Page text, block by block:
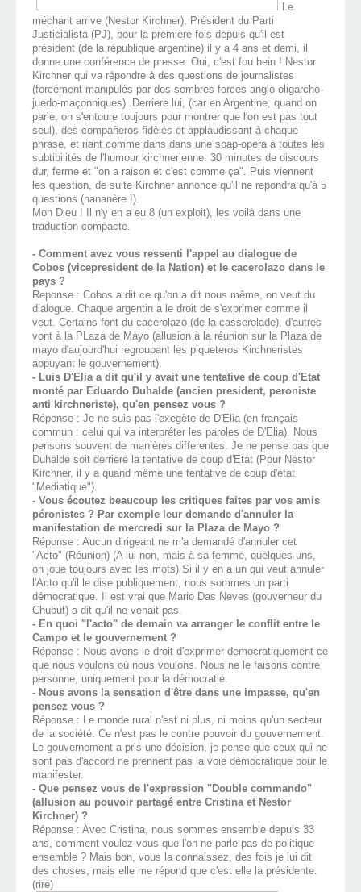
Le
méchant arrive (Nestor Kirchner), Président du Parti
Justicialista (PJ), pour la première fois depuis qu'il est
président (de la république argentine) il y a 4 ans et demi, il
donne une conférence de presse. Oui, c'est fou hein ! Nestor
Kirchner qui va répondre à des questions de journalistes
(forcément manipulés par des sombres forces anglo-oligarcho-
juedo-maçonniques). Derriere lui, (car en Argentine, quand on
parle, on s'entoure toujours pour montrer que l'on est pas tout
seul), des compañeros fidèles et applaudissant à chaque
phrase, et riant comme dans dans une soap-opera à toutes les
subtibilités de l'humour kirchnerienne. 30 minutes de discours
dur, ferme et "on a raison et c'est comme ça". Puis viennent
les question, de suite Kirchner annonce qu'il ne repondra qu'à 5
questions (nananère !).
Mon Dieu ! Il n'y en a eu 8 (un exploit), les voilà dans une
traduction compacte.
- Comment avez vous ressenti l'appel au dialogue de
Cobos (vicepresident de la Nation) et le cacerolazo dans le
pays ?
Reponse : Cobos a dit ce qu'on a dit nous même, on veut du
dialogue. Chaque argentin a le droit de s'exprimer comme il
veut. Certains font du cacerolazo (de la casserolade), d'autres
vont à la PLaza de Mayo (allusion à la réunion sur la Plaza de
mayo d'aujourd'hui regroupant les piqueteros Kirchneristes
appuyant le gouvernement).
- Luis D'Elia a dit qu'il y avait une tentative de coup d'Etat
monté par Eduardo Duhalde (ancien president, peroniste
anti kirchneriste), qu'en pensez vous ?
Réponse : Je ne suis pas l'exegète de D'Elia (en français
commun : celui qui va interpréter les paroles de D'Elia). Nous
pensons souvent de manières differentes. Je ne pense pas que
Duhalde soit derriere la tentative de coup d'Etat (Pour Nestor
Kirchner, il y a quand même une tentative de coup d'état
"Mediatique").
- Vous écoutez beaucoup les critiques faites par vos amis
péronistes ? Par exemple leur demande d'annuler la
manifestation de mercredi sur la Plaza de Mayo ?
Réponse : Aucun dirigeant ne m'a demandé d'annuler cet
"Acto" (Réunion) (A lui non, mais à sa femme, quelques uns,
on joue toujours avec les mots) Si il y en a un qui veut annuler
l'Acto qu'il le dise publiquement, nous sommes un parti
démocratique. Il est vrai que Mario Das Neves (gouverneur du
Chubut) a dit qu'il ne venait pas.
- En quoi "l'acto" de demain va arranger le conflit entre le
Campo et le gouvernement ?
Réponse : Nous avons le droit d'exprimer democratiquement ce
que nous voulons où nous voulons. Nous ne le faisons contre
personne, uniquement pour la démocratie.
- Nous avons la sensation d'être dans une impasse, qu'en
pensez vous ?
Réponse : Le monde rural n'est ni plus, ni moins qu'un secteur
de la société. Ce n'est pas le contre pouvoir du gouvernement.
Le gouvernement a pris une décision, je pense que ceux qui ne
sont pas d'accord ne prennent pas la voie démocratique pour le
manifester.
- Que pensez vous de l'expression "Double commando"
(allusion au pouvoir partagé entre Cristina et Nestor
Kirchner) ?
Réponse : Avec Cristina, nous sommes ensemble depuis 33
ans, comment voulez vous que l'on ne parle pas de politique
ensemble ? Mais bon, vous la connaissez, des fois je lui dit
des choses, mais elle me répond que c'est elle la présidente.
(rire)